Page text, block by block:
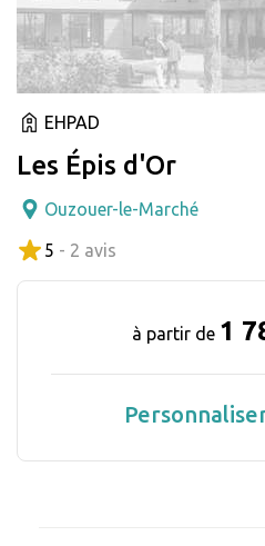
EHPAD
Les Épis d'Or
Ouzouer-le-Marché
5 - 2 avis
à partir de 1